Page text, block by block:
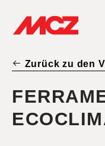
Zurück zu den